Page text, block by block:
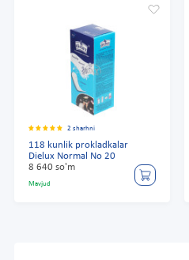
2 sharhni
118 kunlik prokladkalar
Dielux Normal No 20
8 640 so'm
Mavjud